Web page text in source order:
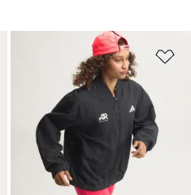
Ajouter à la Liste de produits